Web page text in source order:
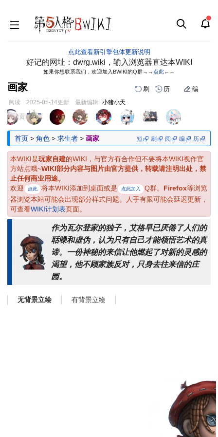
点此查看新引擎包体更新说明
好记的网址：dwrg.wiki，输入浏览器直达本WIKI
如果你想联系我们，欢迎加入BWIKI的Q群→→ 点此←←
画家 刷 历 编
阅读 2025-05-14更新 最新编辑: 小猪小天
跳
到
导
跳
到
搜
页面贡献者 :
首页 > 角色 > 求生者 > 画家 短 刷 阅 编 历
本WIKI是玩家自建的WIKI，与官方有合作但不要将本WIKI视作官
方站点哦~WIKI部分内容与图片由官方提供，转载请注明出处，禁
止任何商业用途。
欢迎
点此 将本WIKI添加到桌面或是 点此加入 Q群。 Firefox等浏览
器浏览本站可能会出现部分样式问题。人手有限可能会延迟更新，
可查看WIKI计划表页面。
作为瓦尔登家的独子，艾格早已厌倦了人们的
聒噪和虚伪，认为只有自己才能领悟艺术的真
谛。一份神秘的来信让他燃起了对新的灵感的
渴望，他不顾家族反对，只身去往来信的庄
园。
无背景立绘 有背景立绘